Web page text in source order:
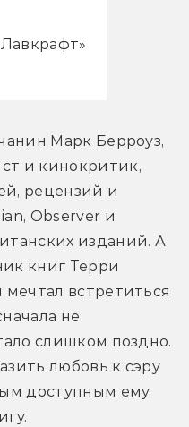
Марк Берроуз,
и кинокритик,
рецензий и
Observer и
изданий. А
книг Терри
встретиться
не
слишком поздно.
любовь к сэру
доступным ему